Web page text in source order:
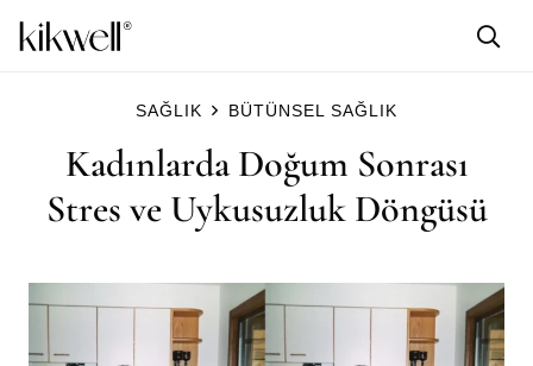
SAĞLIK BÜTÜNSEL SAĞLIK
Kadınlarda Doğum Sonrası
Stres ve Uykusuzluk Döngüsü